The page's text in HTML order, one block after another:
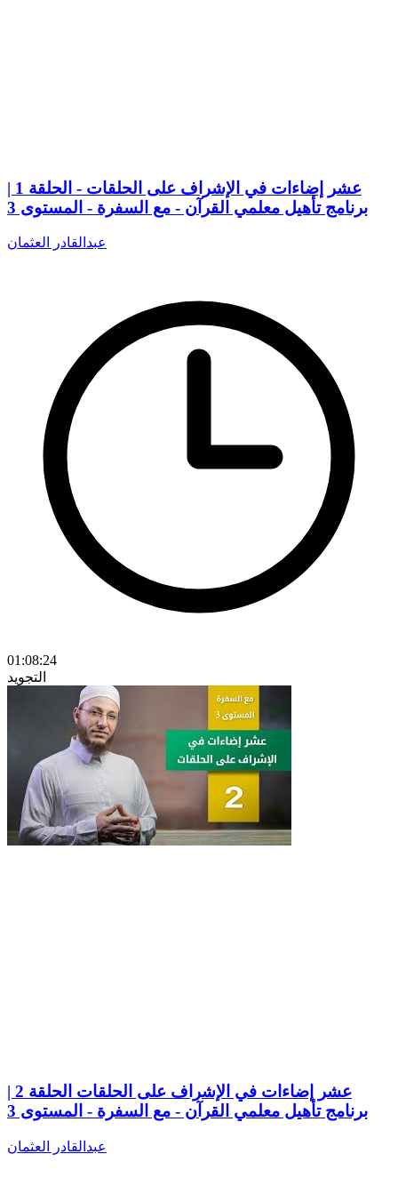
عشر إضاءات في الإشراف على الحلقات - الحلقة 1 |
برنامج تأهيل معلمي القرآن - مع السفرة - المستوى 3
عبدالقادر العثمان
01:08:24
التجويد
عشر إضاءات في الإشراف على الحلقات الحلقة 2 |
برنامج تأهيل معلمي القرآن - مع السفرة - المستوى 3
عبدالقادر العثمان